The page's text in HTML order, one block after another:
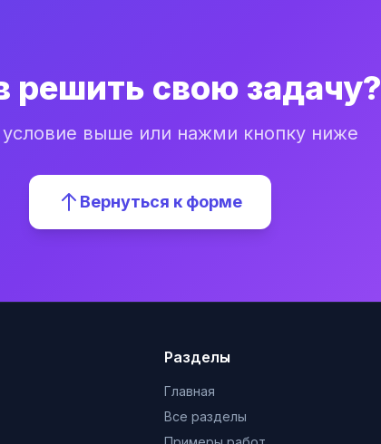
решить свою задачу?
выше или нажми кнопку ниже
Вернуться к форме
Разделы
Главная
Все разделы